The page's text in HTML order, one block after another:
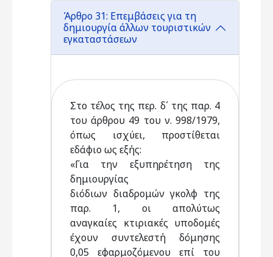
Άρθρο 31: Επεμβάσεις για τη
δημιουργία άλλων τουριστικών
εγκαταστάσεων
Στο τέλος της περ. δ΄ της παρ. 4
του άρθρου 49 του ν. 998/1979,
όπως ισχύει, προστίθεται
εδάφιο ως εξής:
«Για την εξυπηρέτηση της
δημιουργίας
διόδιων διαδρομών γκολφ της
παρ. 1, οι απολύτως
αναγκαίες κτιριακές υποδομές
έχουν συντελεστή δόμησης
0,05 εφαρμοζόμενου επί του